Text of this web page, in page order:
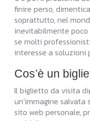
finire perso,
soprattutto, nel
inevitabilmente poco
se molti
interesse a
Cos’è un
Il biglietto da visita
un’immagine
sito web personale,